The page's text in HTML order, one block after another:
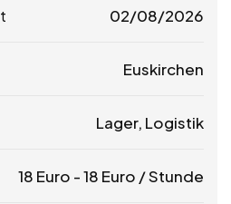
02/08/2026
Euskirchen
Lager, Logistik
18 Euro -18 Euro / Stunde